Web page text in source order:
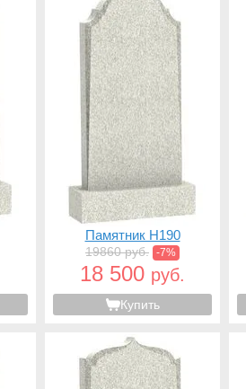
Памятник H190
19860 руб. -7%
18 500 руб.
Купить